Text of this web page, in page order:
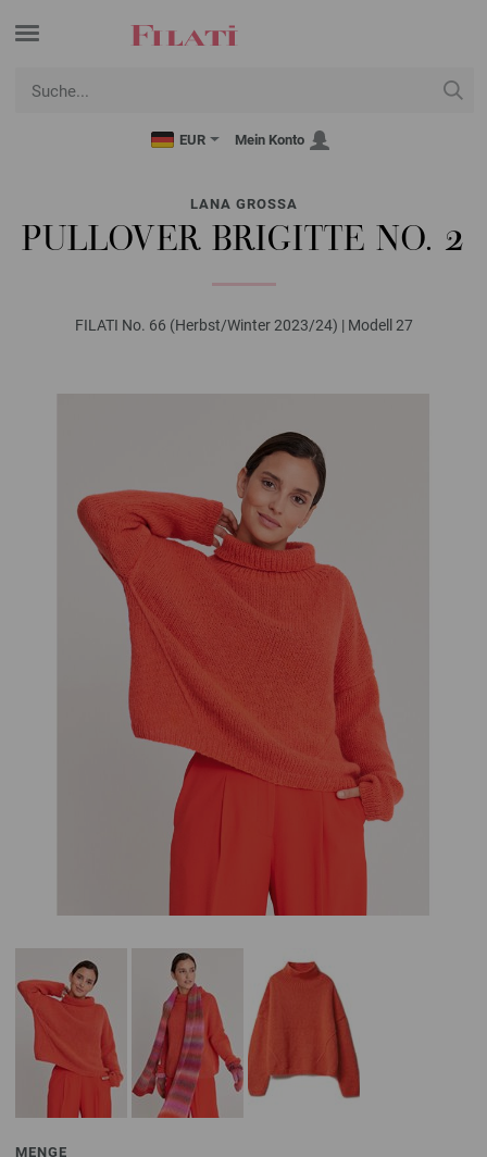
EUR Mein Konto
LANA GROSSA
PULLOVER BRIGITTE NO. 2
FILATI No. 66 (Herbst/Winter 2023/24) | Modell 27
MENGE